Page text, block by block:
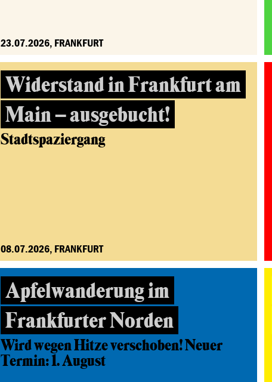
23.07.2026, FRANKFURT
Widerstand in Frankfurt am
Main – ausgebucht!
Stadtspaziergang
08.07.2026, FRANKFURT
Apfelwanderung im
Frankfurter Norden
Wird wegen Hitze verschoben! Neuer
Termin: 1. August